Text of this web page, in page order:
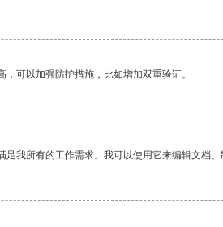
可以加强防护措施，比如增加双重验证。
我所有的工作需求。我可以使用它来编辑文档、